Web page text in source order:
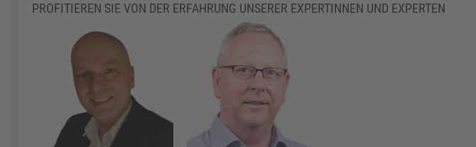
PROFITIEREN SIE VON DER ERFAHRUNG UNSERER EXPERTINNEN UND EXPERTEN